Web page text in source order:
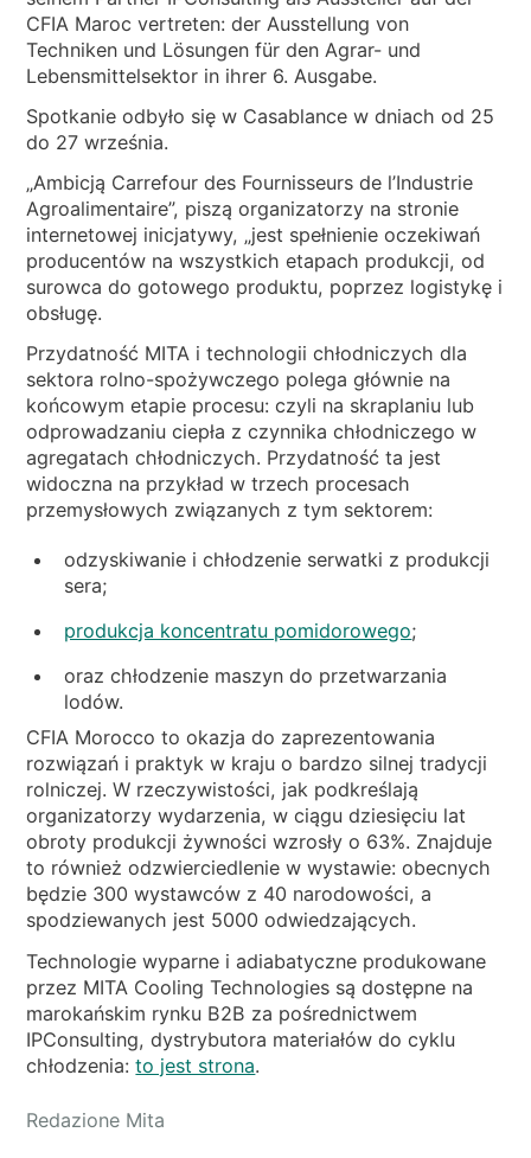
KIM JESTEŚMY
ZRÓWNOWAŻONEGO
ARTYKUŁY TECHNICZNE
PL EN IT FR DE
CFIA Maroc vertreten: der Ausstellung von
Techniken und Lösungen für den Agrar- und
Lebensmittelsektor in ihrer 6. Ausgabe.
Spotkanie odbyło się w Casablance w dniach od 25
do 27 września.
„Ambicją Carrefour des Fournisseurs de l’Industrie
Agroalimentaire”, piszą organizatorzy na stronie
internetowej inicjatywy, „jest spełnienie oczekiwań
producentów na wszystkich etapach produkcji, od
surowca do gotowego produktu, poprzez logistykę i
obsługę.
Przydatność MITA i technologii chłodniczych dla
sektora rolno-spożywczego polega głównie na
końcowym etapie procesu: czyli na skraplaniu lub
odprowadzaniu ciepła z czynnika chłodniczego w
agregatach chłodniczych. Przydatność ta jest
widoczna na przykład w trzech procesach
przemysłowych związanych z tym sektorem:
odzyskiwanie i chłodzenie serwatki z produkcji
sera;
produkcja koncentratu pomidorowego;
oraz chłodzenie maszyn do przetwarzania
lodów.
CFIA Morocco to okazja do zaprezentowania
rozwiązań i praktyk w kraju o bardzo silnej tradycji
rolniczej. W rzeczywistości, jak podkreślają
organizatorzy wydarzenia, w ciągu dziesięciu lat
obroty produkcji żywności wzrosły o 63%. Znajduje
to również odzwierciedlenie w wystawie: obecnych
będzie 300 wystawców z 40 narodowości, a
spodziewanych jest 5000 odwiedzających.
Technologie wyparne i adiabatyczne produkowane
przez MITA Cooling Technologies są dostępne na
marokańskim rynku B2B za pośrednictwem
IPConsulting, dystrybutora materiałów do cyklu
chłodzenia:to jest strona.
Redazione Mita